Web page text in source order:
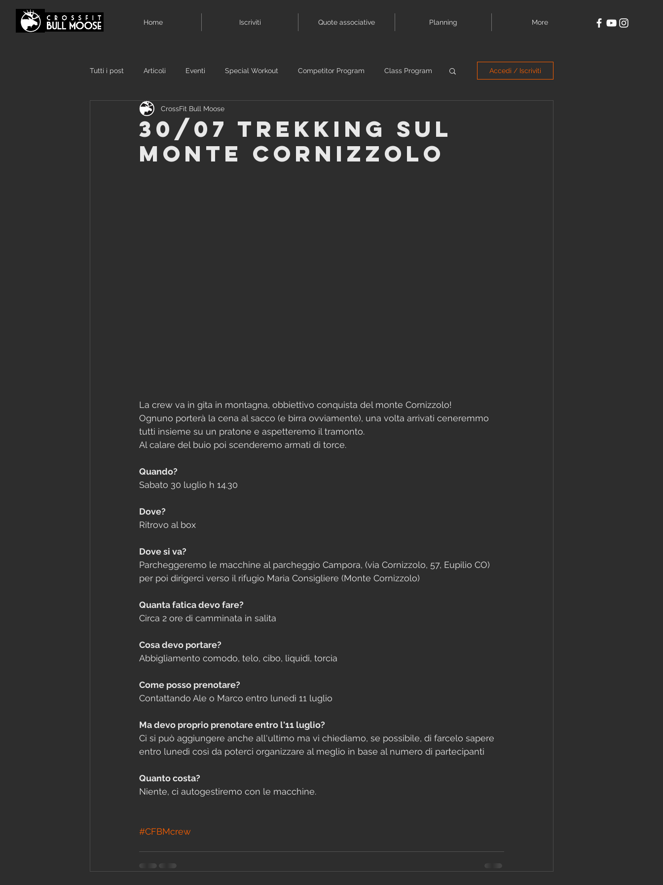
Home Iscriviti Quote associative Planning More
Tutti i post Articoli Eventi Special Workout Competitor Program Class Program Accedi / Iscriviti
30/07 trekking sul
monte cornizzolo
CrossFit Bull Moose
La crew va in gita in montagna, obbiettivo conquista del monte Cornizzolo!
Ognuno porterà la cena al sacco (e birra ovviamente), una volta arrivati ceneremmo
tutti insieme su un pratone e aspetteremo il tramonto.
Al calare del buio poi scenderemo armati di torce.
Quando?
Sabato 30 luglio h 14.30
Dove?
Ritrovo al box
Dove si va?
Parcheggeremo le macchine al parcheggio Campora, (via Cornizzolo, 57, Eupilio CO)
per poi dirigerci verso il rifugio Maria Consigliere (Monte Cornizzolo)
Quanta fatica devo fare?
Circa 2 ore di camminata in salita
Cosa devo portare?
Abbigliamento comodo, telo, cibo, liquidi, torcia
Come posso prenotare?
Contattando Ale o Marco entro lunedì 11 luglio
Ma devo proprio prenotare entro l'11 luglio?
Ci si può aggiungere anche all'ultimo ma vi chiediamo, se possibile, di farcelo sapere
entro lunedì così da poterci organizzare al meglio in base al numero di partecipanti
Quanto costa?
Niente, ci autogestiremo con le macchine.
#CFBMcrew